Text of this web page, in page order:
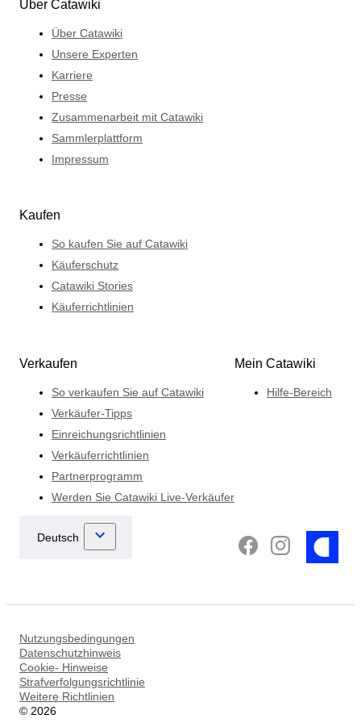
Über Catawiki
Über Catawiki
Unsere Experten
Karriere
Presse
Zusammenarbeit mit Catawiki
Sammlerplattform
Impressum
Kaufen
So kaufen Sie auf Catawiki
Käuferschutz
Catawiki Stories
Käuferrichtlinien
Verkaufen
So verkaufen Sie auf Catawiki
Verkäufer-Tipps
Einreichungsrichtlinien
Verkäuferrichtlinien
Partnerprogramm
Werden Sie Catawiki Live-Verkäufer
Mein Catawiki
Hilfe-Bereich
Nutzungsbedingungen
Datenschutzhinweis
Cookie- Hinweise
Strafverfolgungsrichtlinie
Weitere Richtlinien
© 2026